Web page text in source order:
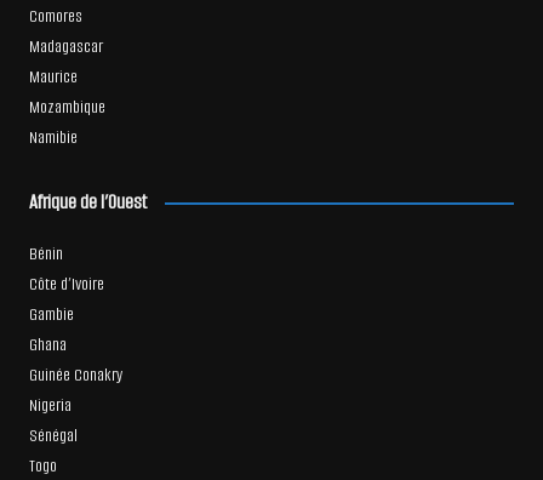
Comores
Madagascar
Maurice
Mozambique
Namibie
Afrique de l’Ouest
Bénin
Côte d’Ivoire
Gambie
Ghana
Guinée Conakry
Nigeria
Sénégal
Togo